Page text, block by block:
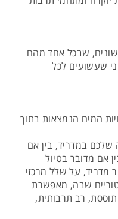
ל-5 מתחמים שונים, שבכל אחד מהם
שעשועים לכל
המים הנמצאות בתוך
במדריד, בין אם
אם מדובר בטיול
מדריד, על שלל מרכזי
שבה, מאפשרת
רב תרבותית,